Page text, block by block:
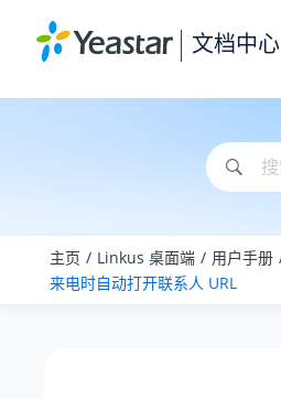
文档中心
主页 Linkus 桌面端 用户手册
来电时自动打开联系人 URL